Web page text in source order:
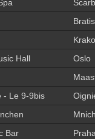
Hall Oslo
- Le 9-9bis
Bar Praha